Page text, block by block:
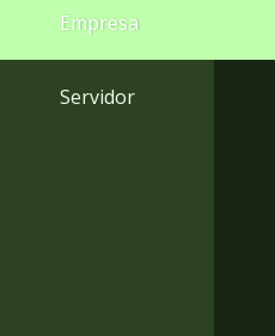
Empresa
Servidor